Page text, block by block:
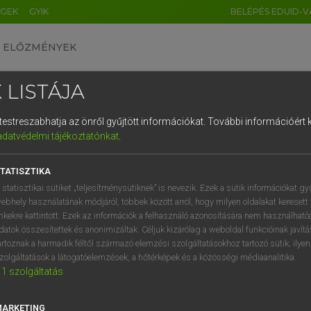
GYIK BELÉPÉS EDUID-
ELŐZMÉNYEK
egyetemes nagyszótár
VAN ELŐFIZETÉSED?
megtekintéséhez.
LISTÁJA
az önről gyűjtött információkat. További információért
tájékoztatónkat.
statisztikai sütiket „teljesítménysütiknek” is nevezik. Ezek a sütik információkat
használatának módjáról, többek között arról, hogy milyen oldalakat keresett
kattintott. Ezek az információk a felhasználó azonosítására nem
összesítettek és anonimizáltak. Céljuk kizárólag a weboldal funkcióinak
a harmadik féltől származó elemzési szolgáltatásokhoz tartozó sütik;
a látogatóelemzések, a hőtérképek és a közösségi médiaanalitika.
1 szolgáltatás
DE CN FR ES IT NL
1 2 3 4 5 6 7 8 9
q w e r t z u i
a s d f g h j k l é
í y x c v b n m , .